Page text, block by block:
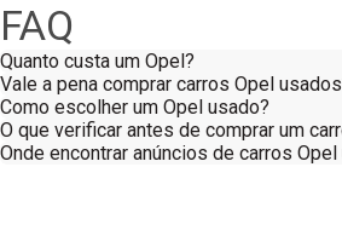
FAQ
Quanto custa um Opel?
Vale a pena comprar carros Opel
Como escolher um Opel usado?
O que verificar antes de comprar um
Onde encontrar anúncios de carros